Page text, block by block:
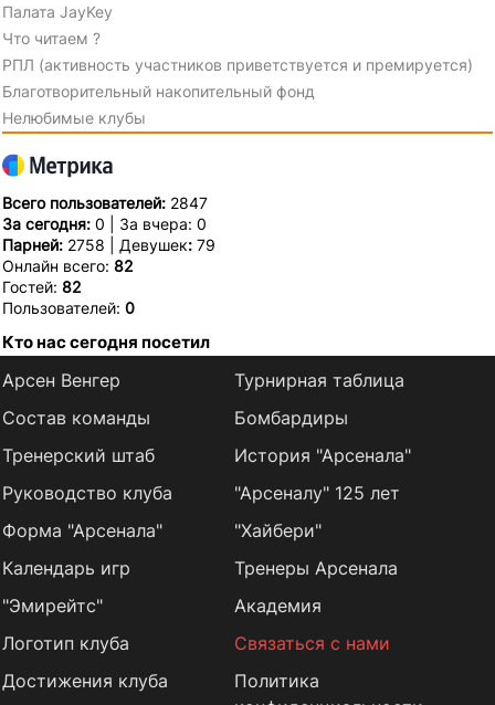
Палата JayKey
Что читаем ?
РПЛ (активность участников приветствуется и премируется)
Благотворительный накопительный фонд
Нелюбимые клубы
Всего пользователей: 2847
За сегодня: 0 | За вчера: 0
Парней: 2758 | Девушек: 79
Онлайн всего: 82
Гостей: 82
Пользователей: 0
Кто нас сегодня посетил
Арсен Венгер
Состав команды
Тренерский штаб
Руководство клуба
Форма "Арсенала"
Календарь игр
Турнирная таблица
Бомбардиры
История "Арсенала"
"Арсеналу" 125 лет
"Хайбери"
Тренеры Арсенала
"Эмирейтс"
Логотип клуба
Достижения клуба
Академия
Связаться с нами
Политика